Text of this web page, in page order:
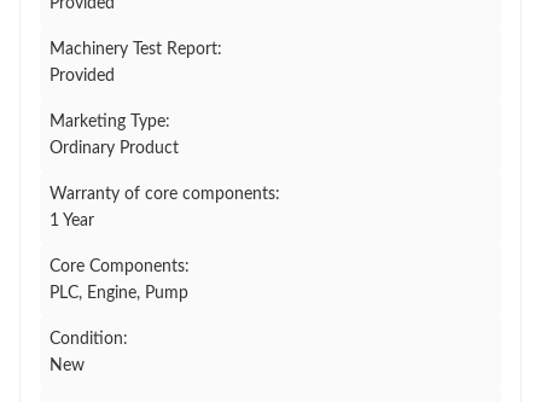
Provided
Machinery Test Report:
Provided
Marketing Type:
Ordinary Product
Warranty of core components:
1 Year
Core Components:
PLC, Engine, Pump
Condition:
New